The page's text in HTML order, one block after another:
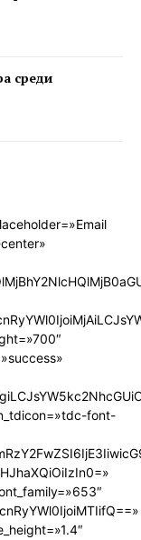
среди
font-